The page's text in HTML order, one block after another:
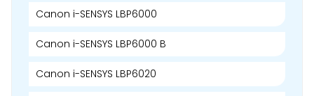
Canon i-SENSYS LBP6000
Canon i-SENSYS LBP6000 B
Canon i-SENSYS LBP6020